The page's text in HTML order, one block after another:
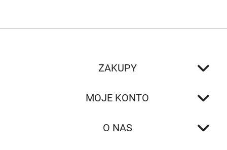
ZAKUPY
MOJE KONTO
O NAS